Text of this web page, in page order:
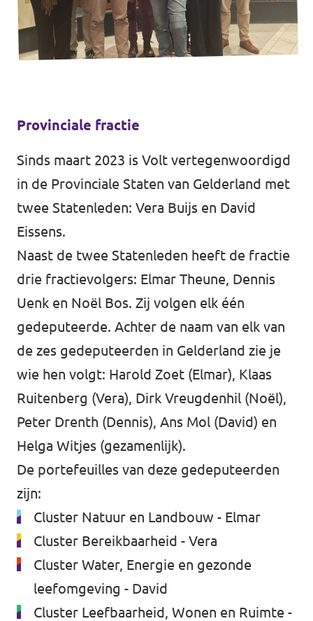
Volt Rheden
Volt Veluwe Noord
Volt Gelderland
↗️ Overzicht alle Nederlandse afdelingen
↗️ Over de grens Noordrijn-Westfalen
Vacatures
Vacature kandidaat-Statenlid
Agenda
Vacatures →
Provinciale fractie
Sinds maart 2023 is Volt vertegenwoordigd
in de Provinciale Staten van Gelderland met
twee Statenleden: Vera Buijs en David
Eissens.
Naast de twee Statenleden heeft de fractie
drie fractievolgers: Elmar Theune, Dennis
Uenk en Noël Bos. Zij volgen elk één
gedeputeerde. Achter de naam van elk van
de zes gedeputeerden in Gelderland zie je
wie hen volgt: Harold Zoet (Elmar), Klaas
Ruitenberg (Vera), Dirk Vreugdenhil (Noël),
Peter Drenth (Dennis), Ans Mol (David) en
Helga Witjes (gezamenlijk).
De portefeuilles van deze gedeputeerden
zijn:
Cluster Natuur en Landbouw - Elmar
Cluster Bereikbaarheid - Vera
Cluster Water, Energie en gezonde
leefomgeving - David
Cluster Leefbaarheid, Wonen en Ruimte -